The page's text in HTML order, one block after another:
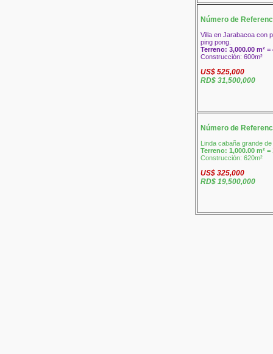
Número de
Villa en Jarabacoa con
ping pong.
Terreno: 3,000.00 m²
Construcción: 600m²
US$ 525,000
RD$ 31,500,000
Número de
Linda cabaña grande
Terreno: 1,000.00 m²
Construcción: 620m²
US$ 325,000
RD$ 19,500,000